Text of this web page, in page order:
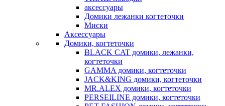
аксессуары
Домики лежанки когтеточки
Миски
Аксессуары
Домики, когтеточки
BLACK CAT домики, лежанки,
когтеточки
GAMMA домики, когтеточки
JACK&KING домики, когтеточки
MR.ALEX домики, когтеточки
PERSEILINE домики, когтеточки